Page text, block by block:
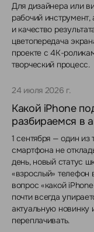
Для дизайнера или
рабочий инструмент,
и качество
цветопередача
проекте с 4K-
творческий процесс.
24 июля 2026 г.
Какой iPhone
разбираемся в
1 сентября — один из
смартфона не
день, новый статус
«взрослый» телефон
вопрос «какой
почти всегда
актуальную новинку
переплачивать.